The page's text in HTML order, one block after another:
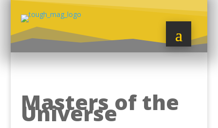
Masters of the
Universe